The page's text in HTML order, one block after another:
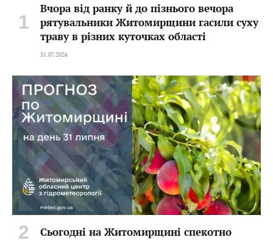
Вчора від ранку й до пізнього вечора
рятувальники Житомирщини гасили суху
траву в різних куточках області
31.07.2026
Сьогодні на Житомирщині спекотно